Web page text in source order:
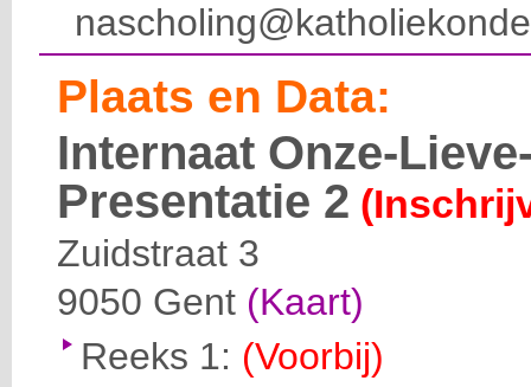
Plaats en Data:
Internaat Onze-
Presentatie 2
Zuidstraat 3
9050 Gent (Kaart)
Reeks 1: (Voorbij)